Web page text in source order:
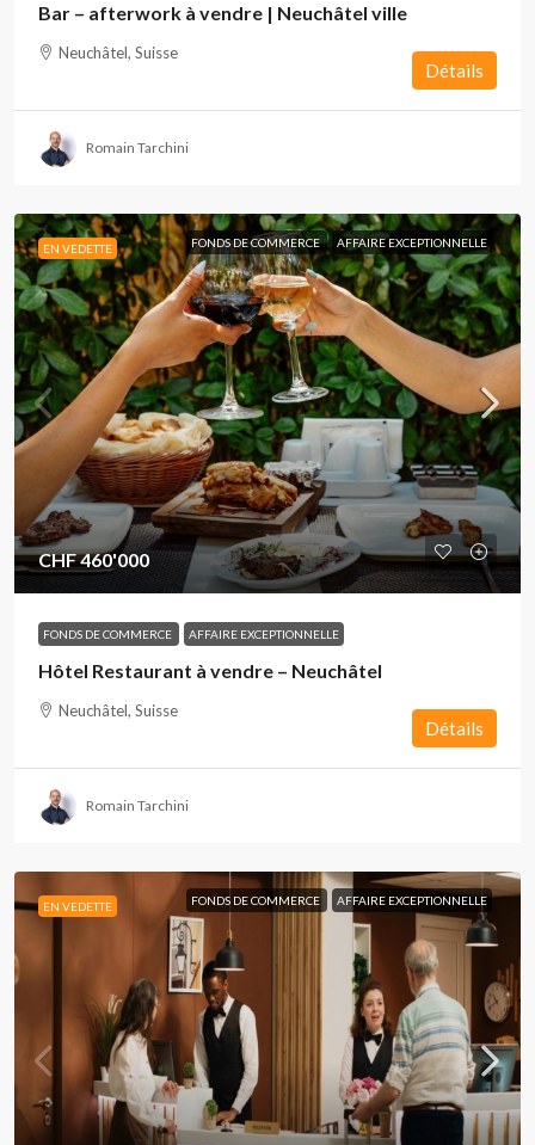
Bar – afterwork à vendre | Neuchâtel ville
Neuchâtel, Suisse
Détails
Romain Tarchini
EN VEDETTE FONDS DE COMMERCE AFFAIRE EXCEPTIONNELLE
CHF 460'000
FONDS DE COMMERCE AFFAIRE EXCEPTIONNELLE
Hôtel Restaurant à vendre – Neuchâtel
Neuchâtel, Suisse
Détails
Romain Tarchini
EN VEDETTE FONDS DE COMMERCE AFFAIRE EXCEPTIONNELLE